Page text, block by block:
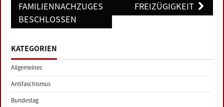
FAMILIENNACHZUGES
BESCHLOSSEN
FREIZÜGIGKEIT
KATEGORIEN
Allgemeines
Antifaschismus
Bundestag